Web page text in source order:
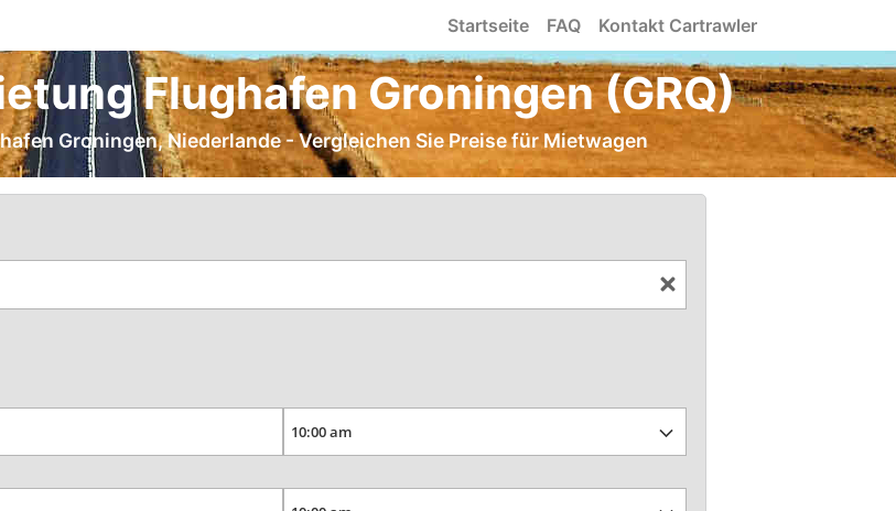
Startseite FAQ Kontakt Cartrawler
Flughafen Groningen (GRQ)
Groningen, Niederlande - Vergleichen Sie Preise für Mietwagen